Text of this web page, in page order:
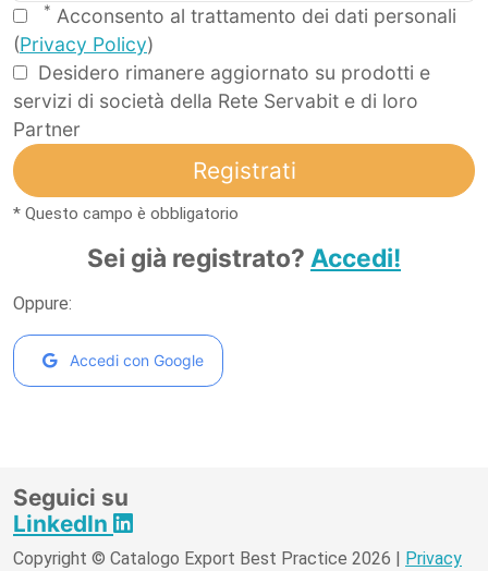
* Acconsento al trattamento dei dati personali
(Privacy Policy)
Desidero rimanere aggiornato su prodotti e
servizi di società della Rete Servabit e di loro
Partner
Registrati
* Questo campo è obbligatorio
Sei già registrato? Accedi!
Oppure:
Accedi con Google
Seguici su
LinkedIn
Copyright © Catalogo Export Best Practice 2026 | Privacy